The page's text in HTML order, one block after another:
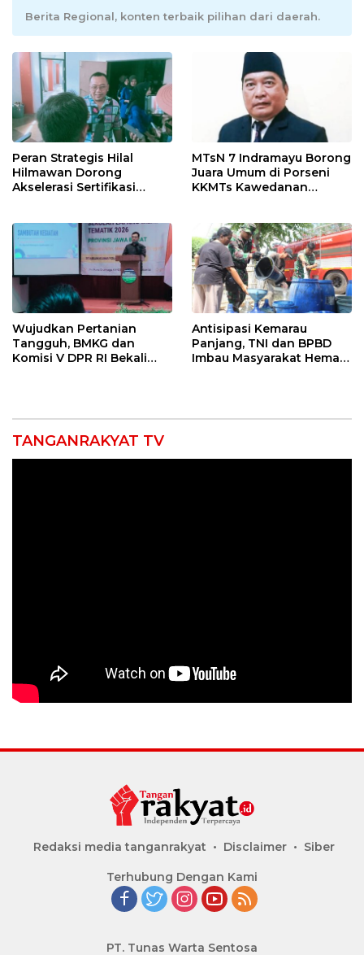
Berita Regional, konten terbaik pilihan dari daerah.
Peran Strategis Hilal
Hilmawan Dorong
Akselerasi Sertifikasi
Indramayu
MTsN 7 Indramayu Borong
Juara Umum di Porseni
KKMTs Kawedanan
Wujudkan Pertanian
Tangguh, BMKG dan
Komisi V DPR RI Bekali
Antisipasi Kemarau
Panjang, TNI dan BPBD
Imbau Masyarakat Hemat
TANGANRAKYAT TV
Redaksi media tanganrakyat Disclaimer Siber
Terhubung Dengan Kami
PT. Tunas Warta Sentosa